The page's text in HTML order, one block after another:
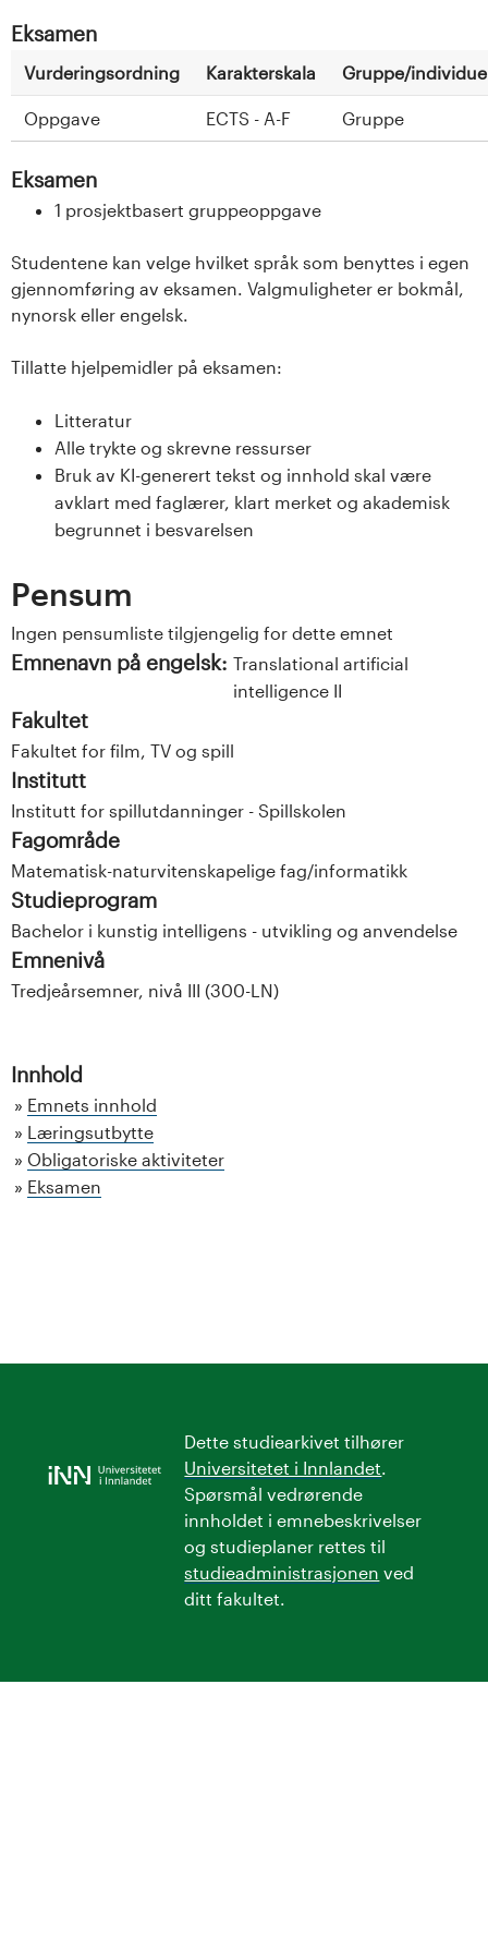
Eksamen
Vurderingsordning Karakterskala Gruppe/
Oppgave ECTS - A-F Gruppe
Eksamen
1 prosjektbasert gruppeoppgave
Studentene kan velge hvilket språk som benyttes i egen
gjennomføring av eksamen. Valgmuligheter er bokmål,
nynorsk eller engelsk.
Tillatte hjelpemidler på eksamen:
Litteratur
Alle trykte og skrevne ressurser
Bruk av KI-generert tekst og innhold skal være
avklart med faglærer, klart merket og akademisk
begrunnet i besvarelsen
Pensum
Ingen pensumliste tilgjengelig for dette emnet
Emnenavn på engelsk: Translational artificial
intelligence II
Fakultet
Fakultet for film, TV og spill
Institutt
Institutt for spillutdanninger - Spillskolen
Fagområde
Matematisk-naturvitenskapelige fag/informatikk
Studieprogram
Bachelor i kunstig intelligens - utvikling og anvendelse
Emnenivå
Tredjeårsemner, nivå III (300-LN)
Innhold
Emnets innhold
Læringsutbytte
Obligatoriske aktiviteter
Eksamen
Dette studiearkivet tilhører
Universitetet i Innlandet
Spørsmål vedrørende
innholdet i emnebeskrivelser
og studieplaner rettes til
studieadministrasjonen ved
ditt fakultet.